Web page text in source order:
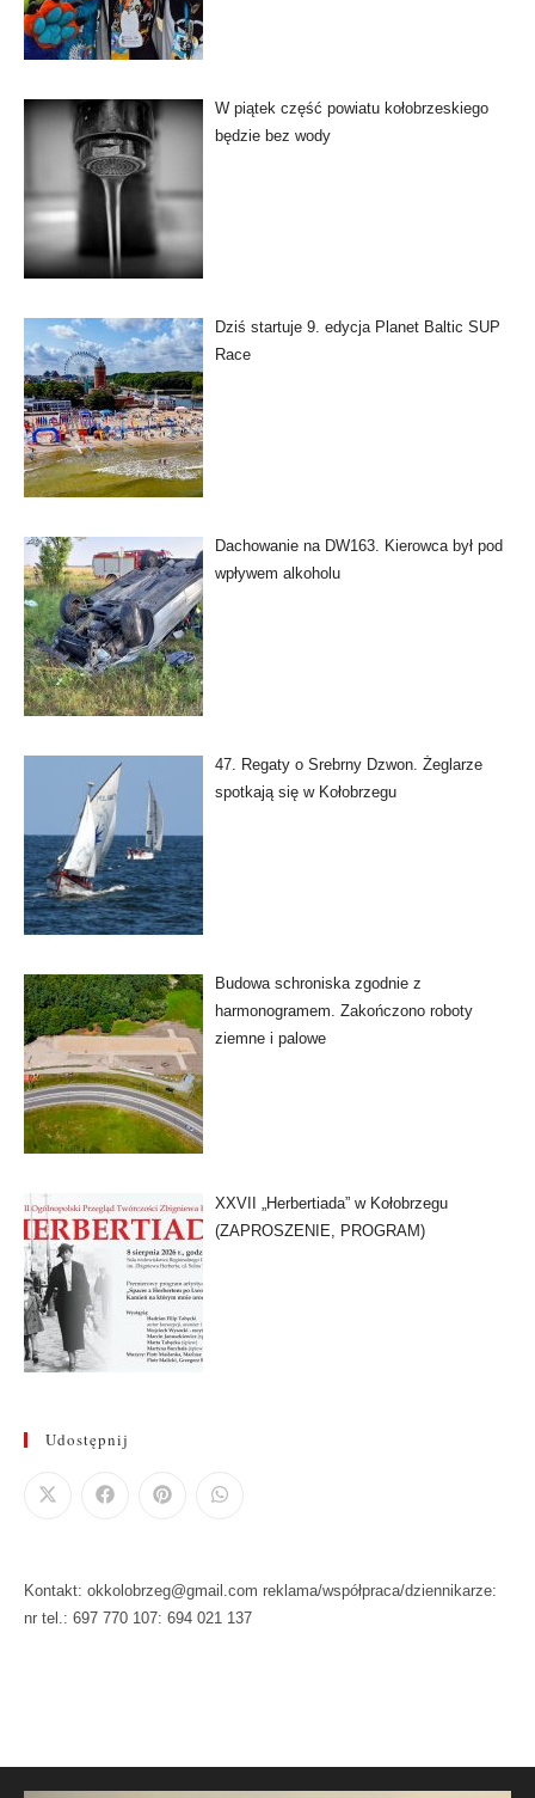
W piątek część powiatu kołobrzeskiego
będzie bez wody
Dziś startuje 9. edycja Planet Baltic SUP
Race
Dachowanie na DW163. Kierowca był pod
wpływem alkoholu
47. Regaty o Srebrny Dzwon. Żeglarze
spotkają się w Kołobrzegu
Budowa schroniska zgodnie z
harmonogramem. Zakończono roboty
ziemne i palowe
XXVII „Herbertiada” w Kołobrzegu
(ZAPROSZENIE, PROGRAM)
Udostępnij
Kontakt: okkolobrzeg@gmail.com reklama/współpraca/dziennikarze:
nr tel.: 697 770 107: 694 021 137